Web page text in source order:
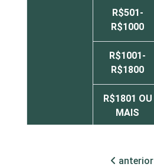
R$501-
R$1000
R$1001-
R$1800
R$1801 OU
MAIS
anterior